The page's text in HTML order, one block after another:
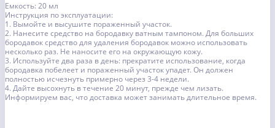
Емкость: 20 мл
Инструкция по эксплуатации:
1. Вымойте и высушите пораженный участок.
2. Нанесите средство на бородавку ватным тампоном. Для больших
бородавок средство для удаления бородавок можно использовать
несколько раз. Не наносите его на окружающую кожу.
3. Используйте два раза в день: прекратите использование, когда
бородавка побелеет и пораженный участок упадет. Он должен
полностью исчезнуть примерно через 3-4 недели.
4. Дайте высохнуть в течение 20 минут, прежде чем лизать.
Информируем вас, что доставка может занимать длительное время.